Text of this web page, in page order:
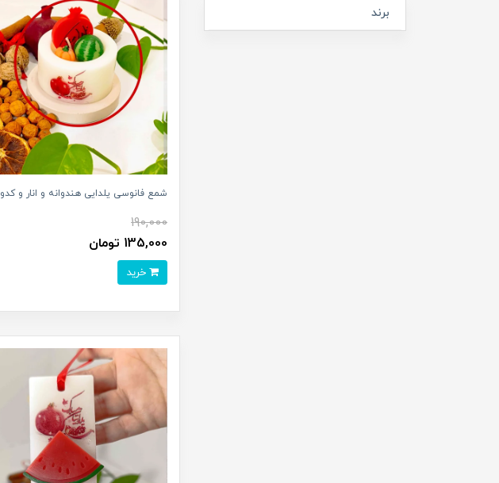
برند
شمع فانوسی یلدایی هندوانه و انار و کدو
190,000
135,000 تومان